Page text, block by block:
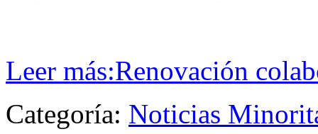
Leer más:Renovación
Categoría: Noticias